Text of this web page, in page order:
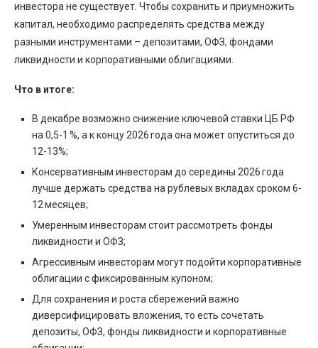
инвестора не существует. Чтобы сохранить и приумножить
капитал, необходимо распределять средства между
разными инструментами – депозитами, ОФЗ, фондами
ликвидности и корпоративными облигациями.
Что в итоге:
В декабре возможно снижение ключевой ставки ЦБ РФ
на 0,5-1 %, а к концу 2026 года она может опуститься до
12-13%;
Консервативным инвесторам до середины 2026 года
лучше держать средства на рублевых вкладах сроком 6-
12 месяцев;
Умеренным инвесторам стоит рассмотреть фонды
ликвидности и ОФЗ;
Агрессивным инвесторам могут подойти корпоративные
облигации с фиксированным купоном;
Для сохранения и роста сбережений важно
диверсифицировать вложения, то есть сочетать
депозиты, ОФЗ, фонды ликвидности и корпоративные